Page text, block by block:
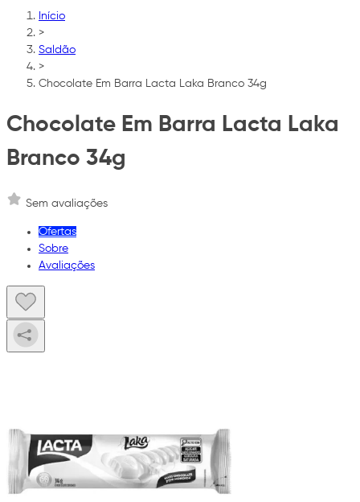
Início
>
Saldão
>
Chocolate Em Barra Lacta Laka Branco 34g
Chocolate Em Barra Lacta Laka
Branco 34g
Sem avaliações
Ofertas
Sobre
Avaliações